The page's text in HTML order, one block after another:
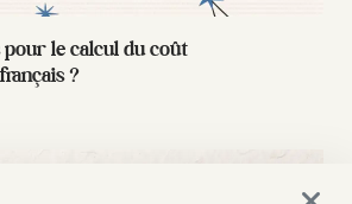
le calcul du coût
?